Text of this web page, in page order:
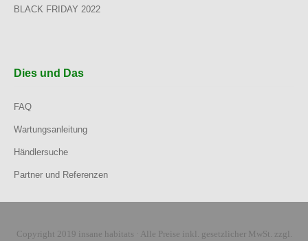
BLACK FRIDAY 2022
Dies und Das
FAQ
Wartungsanleitung
Händlersuche
Partner und Referenzen
Copyright 2019 insane habitats · Alle Preise inkl. gesetzlicher MwSt. zzgl.